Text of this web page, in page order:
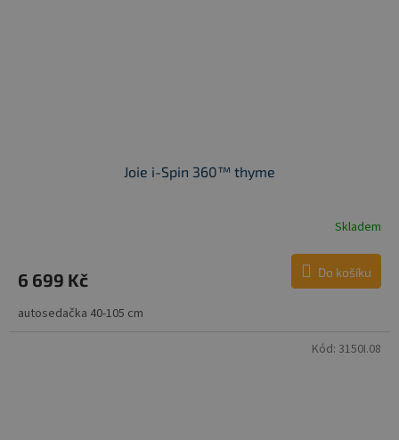
Joie i-Spin 360™ thyme
Skladem
6 699 Kč Do košíku
autosedačka 40-105 cm
Kód: 3150I.08